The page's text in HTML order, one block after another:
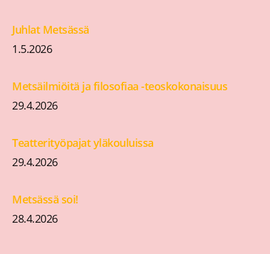
Juhlat Metsässä
1.5.2026
Metsäilmiöitä ja filosofiaa -teoskokonaisuus
29.4.2026
Teatterityöpajat yläkouluissa
29.4.2026
Metsässä soi!
28.4.2026